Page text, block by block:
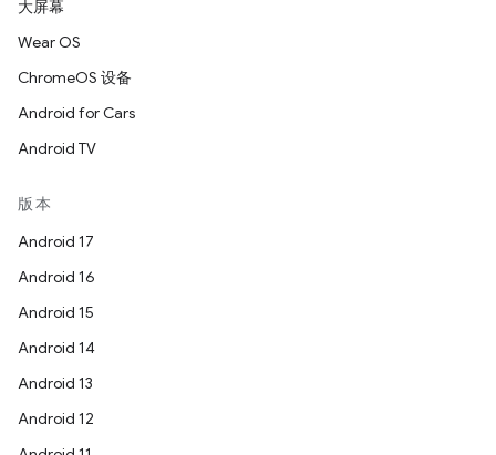
大屏幕
Wear OS
ChromeOS 设备
Android for Cars
Android TV
版本
Android 17
Android 16
Android 15
Android 14
Android 13
Android 12